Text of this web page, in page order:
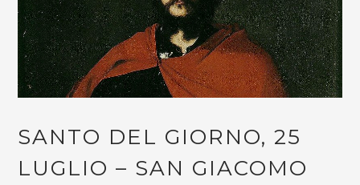
SANTO DEL GIORNO, 25
LUGLIO – SAN GIACOMO